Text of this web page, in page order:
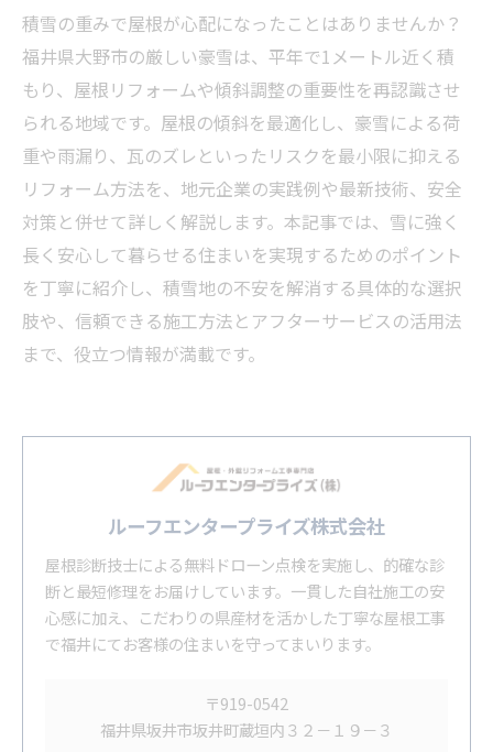
積雪の重みで屋根が心配になったことはありませんか？
福井県大野市の厳しい豪雪は、平年で1メートル近く積
もり、屋根リフォームや傾斜調整の重要性を再認識させ
られる地域です。屋根の傾斜を最適化し、豪雪による荷
重や雨漏り、瓦のズレといったリスクを最小限に抑える
リフォーム方法を、地元企業の実践例や最新技術、安全
対策と併せて詳しく解説します。本記事では、雪に強く
長く安心して暮らせる住まいを実現するためのポイント
を丁寧に紹介し、積雪地の不安を解消する具体的な選択
肢や、信頼できる施工方法とアフターサービスの活用法
まで、役立つ情報が満載です。
ルーフエンタープライズ株式会社
屋根診断技士による無料ドローン点検を実施し、的確な診
断と最短修理をお届けしています。一貫した自社施工の安
心感に加え、こだわりの県産材を活かした丁寧な屋根工事
で福井にてお客様の住まいを守ってまいります。
〒919-0542
福井県坂井市坂井町蔵垣内３２－１９－３